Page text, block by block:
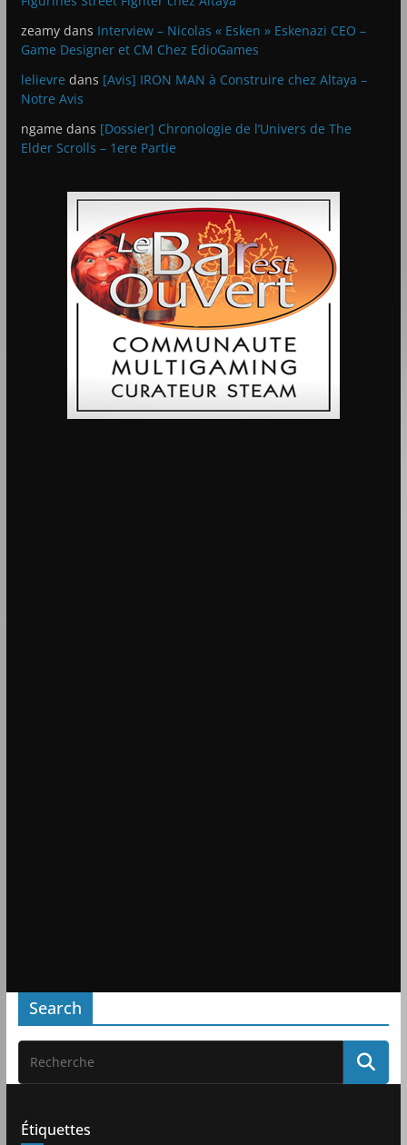
zeamydans Interview – Nicolas « Esken » Eskenazi CEO –
Game Designer et CM Chez EdioGames
lelievre dans [Avis] IRON MAN à Construire chez Altaya –
Notre Avis
ngame dans [Dossier] Chronologie de l’Univers de The
Elder Scrolls – 1ere Partie
Search
Étiquettes